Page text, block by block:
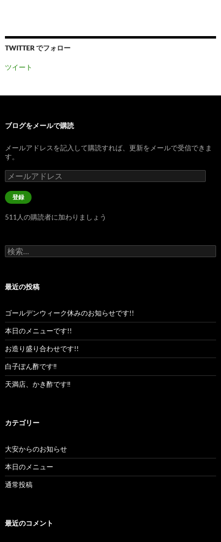
TWITTER でフォロー
ツイート
ブログをメールで購読
メールアドレスを記入して購読すれば、更新をメールで受信できま
す。
メ
ー
ル
ア
レ
登録
511人の購読者に加わりましょう
検
索:
最近の投稿
ゴールデンウィーク休みのお知らせです!!
本日のメニューです!!
お造り盛り合わせです!!
白子ぽん酢です‼︎
天満店、かき酢です‼︎
カテゴリー
大安からのお知らせ
本日のメニュー
通常投稿
最近のコメント